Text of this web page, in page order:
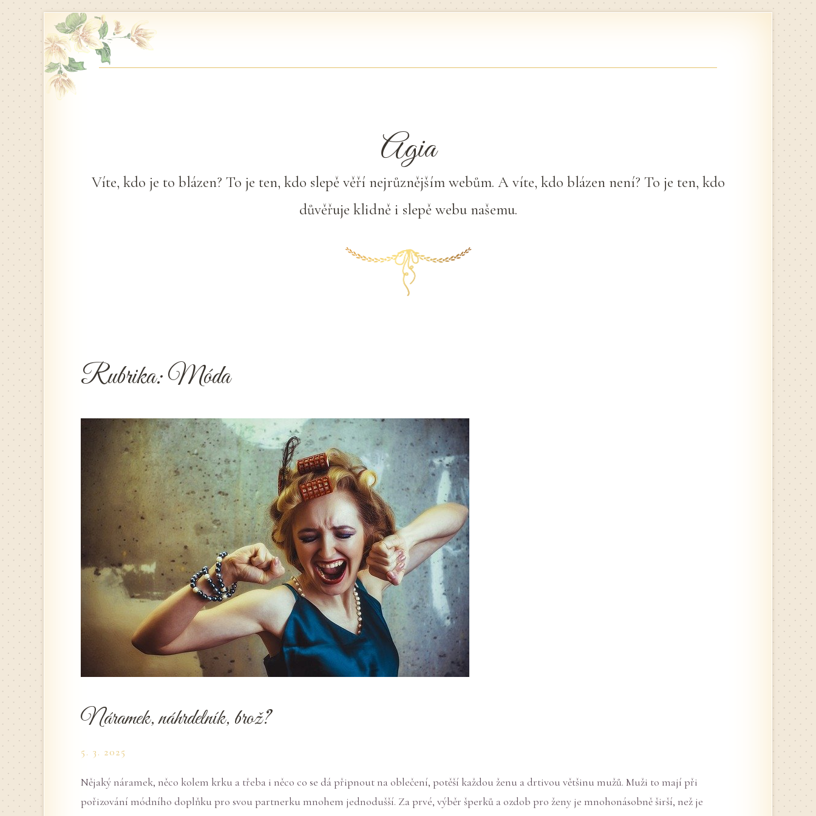
Skip
to
content
Agia
Víte, kdo je to blázen? To je ten, kdo slepě věří nejrůznějším webům. A víte, kdo blázen není? To je ten, kdo
důvěřuje klidně i slepě webu našemu.
Rubrika:Móda
Náramek, náhrdelník, brož?
5. 3. 2025
Nějaký náramek, něco kolem krku a třeba i něco co se dá připnout na oblečení, potěší každou ženu a drtivou většinu mužů. Muži to mají při
pořizování módního doplňku pro svou partnerku mnohem jednodušší. Za prvé, výběr šperků a ozdob pro ženy je mnohonásobně širší, než je